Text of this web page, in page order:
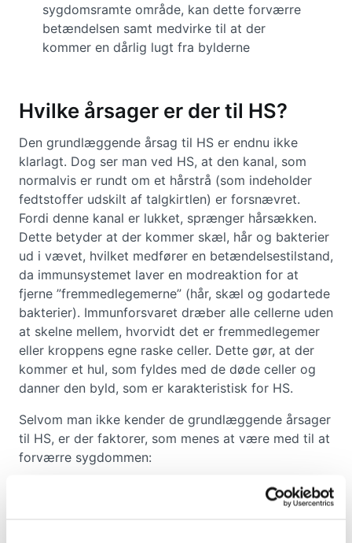
sygdomsramte område, kan dette forværre
betændelsen samt medvirke til at der
kommer en dårlig lugt fra bylderne
Hvilke årsager er der til HS?
Den grundlæggende årsag til HS er endnu ikke
klarlagt. Dog ser man ved HS, at den kanal, som
normalvis er rundt om et hårstrå (som indeholder
fedtstoffer udskilt af talgkirtlen) er forsnævret.
Fordi denne kanal er lukket, sprænger hårsækken.
Dette betyder at der kommer skæl, hår og bakterier
ud i vævet, hvilket medfører en betændelsestilstand,
da immunsystemet laver en modreaktion for at
fjerne ”fremmedlegemerne” (hår, skæl og godartede
bakterier). Immunforsvaret dræber alle cellerne uden
at skelne mellem, hvorvidt det er fremmedlegemer
eller kroppens egne raske celler. Dette gør, at der
kommer et hul, som fyldes med de døde celler og
danner den byld, som er karakteristisk for HS.
Selvom man ikke kender de grundlæggende årsager
til HS, er der faktorer, som menes at være med til at
forværre sygdommen: